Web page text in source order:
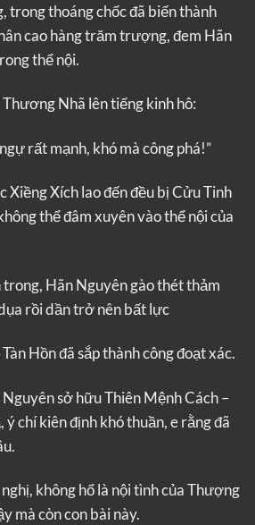
trong thoáng chốc đã biến thành
cao hàng trăm trượng, đem Hãn
thể nội.
Nhã lên tiếng kinh hô:
rất mạnh, khó mà công phá!”
Xiềng Xích lao đến đều bị Cửu Tinh
thể đâm xuyên vào thể nội của
Hãn Nguyên gào thét thảm
rồi dần trở nên bất lực
Hồn đã sắp thành công đoạt xác.
sở hữu Thiên Mệnh Cách –
chí kiên định khó thuần, e rằng đã
không hổ là nội tình của Thượng
mà còn con bài này.